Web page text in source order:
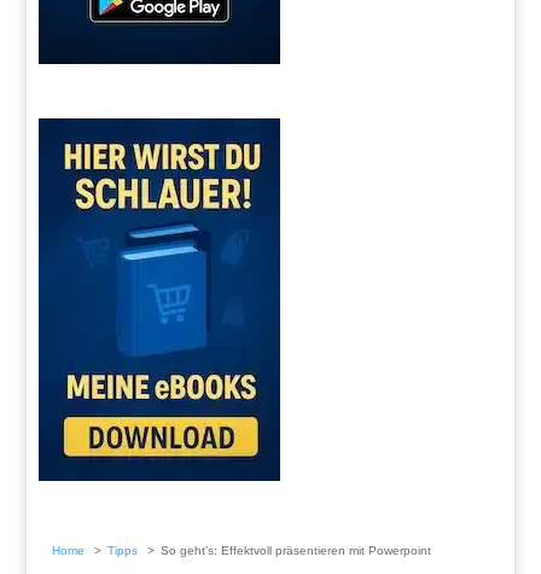
Home Tipps So geht’s: Effektvoll präsentieren mit Powerpoint